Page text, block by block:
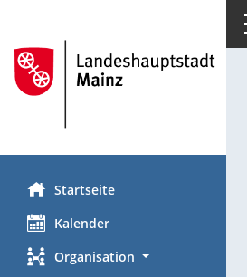
Startseite
Kalender
Organisation